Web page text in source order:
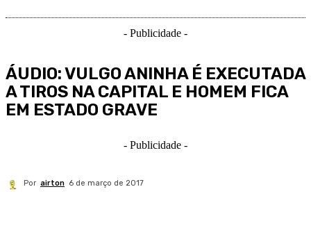
- Publicidade -
ÁUDIO: VULGO ANINHA É EXECUTADA
A TIROS NA CAPITAL E HOMEM FICA
EM ESTADO GRAVE
- Publicidade -
Por airton 6 de março de 2017